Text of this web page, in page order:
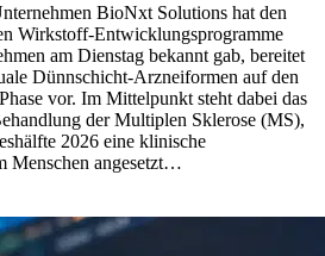
BioNxt Solutions hat den
Wirkstoff-Entwicklungsprogramme
am Dienstag bekannt gab, bereitet
Dünnschicht-Arzneiformen auf den
vor. Im Mittelpunkt steht dabei das
der Multiplen Sklerose (MS),
2026 eine klinische
Menschen angesetzt…